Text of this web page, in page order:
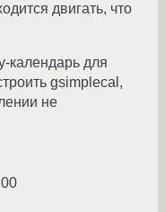
двигать, что
календарь для
gsimplecal,
не